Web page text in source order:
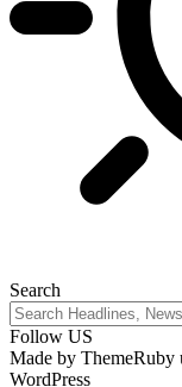
Search
Follow US
Made by ThemeRuby
WordPress